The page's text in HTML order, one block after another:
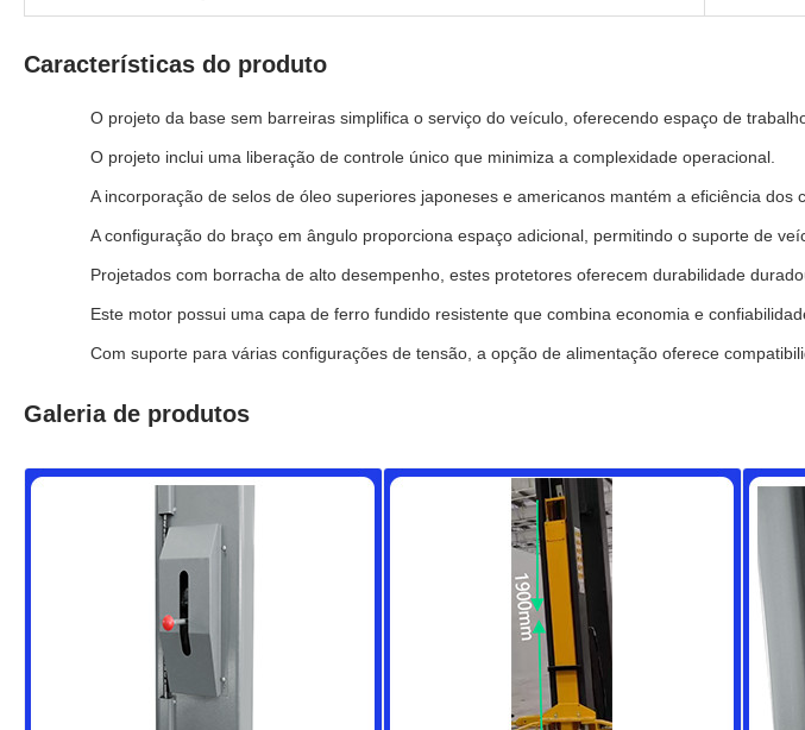
Características do produto
O projeto da base sem barreiras simplifica o serviço do veículo, oferecendo espaço de
O projeto inclui uma liberação de controle único que minimiza a complexidade operacional.
A incorporação de selos de óleo superiores japoneses e americanos mantém a eficiência dos
A configuração do braço em ângulo proporciona espaço adicional, permitindo o suporte de
Projetados com borracha de alto desempenho, estes protetores oferecem durabilidade
Este motor possui uma capa de ferro fundido resistente que combina economia e
Com suporte para várias configurações de tensão, a opção de alimentação oferece
Galeria de produtos